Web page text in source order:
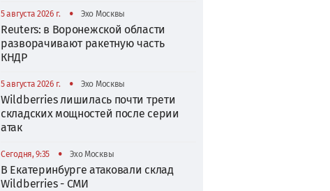
5 августа 2026 г. • Эхо Москвы
Reuters: в Воронежской области
разворачивают ракетную часть
КНДР
5 августа 2026 г. • Эхо Москвы
Wildberries лишилась почти трети
складских мощностей после серии
атак
Сегодня, 9:35 • Эхо Москвы
В Екатеринбурге атаковали склад
Wildberries - СМИ